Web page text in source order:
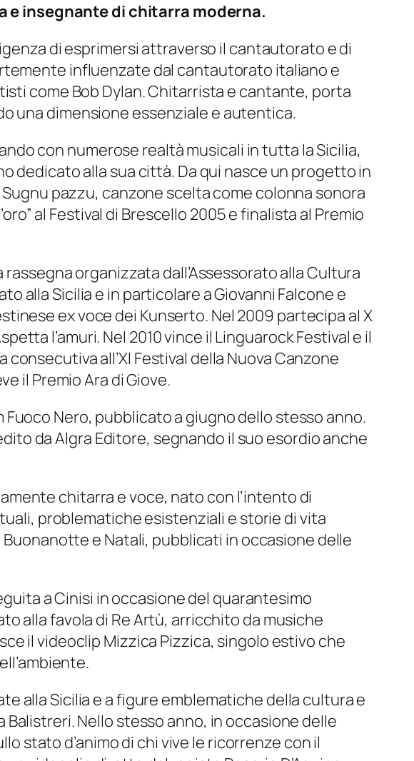
insegnante di chitarra moderna.
di esprimersi attraverso il cantautorato e di
influenzate dal cantautorato italiano e
come Bob Dylan. Chitarrista e cantante, porta
una dimensione essenziale e autentica.
con numerose realtà musicali in tutta la Sicilia,
dedicato alla sua città. Da qui nasce un progetto in
pazzu, canzone scelta come colonna sonora
al Festival di Brescello 2005 e finalista al Premio
organizzata dall’Assessorato alla Cultura
alla Sicilia e in particolare a Giovanni Falcone e
ex voce dei Kunserto. Nel 2009 partecipa al X
l’amuri. Nel 2010 vince il Linguarock Festival e il
all’XI Festival della Nuova Canzone
il Premio Ara di Giove.
Nero, pubblicato a giugno dello stesso anno.
da Algra Editore, segnando il suo esordio anche
chitarra e voce, nato con l’intento di
problematiche esistenziali e storie di vita
e Natali, pubblicati in occasione delle
a Cinisi in occasione del quarantesimo
alla favola di Re Artù, arricchito da musiche
il videoclip Mizzica Pizzica, singolo estivo che
alla Sicilia e a figure emblematiche della cultura e
Balistreri. Nello stesso anno, in occasione delle
stato d’animo di chi vive le ricorrenze con il